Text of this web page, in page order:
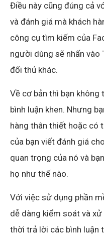
Điều này cũng đúng cả
và đánh giá mà khách
công cụ tìm kiếm của
người dùng sẽ nhấn vào
đối thủ khác.
Về cơ bản thì bạn
bình luận khen. Nhưng
hàng thân thiết hoặc có
của bạn viết đánh giá
quan trọng của nó và
họ như thế nào.
Với việc sử dụng phần
dễ dàng kiểm soát và
thời trả lời các bình luận